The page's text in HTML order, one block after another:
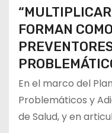
FORMAN
En el marco del
Problemáticos y
de Salud, y en